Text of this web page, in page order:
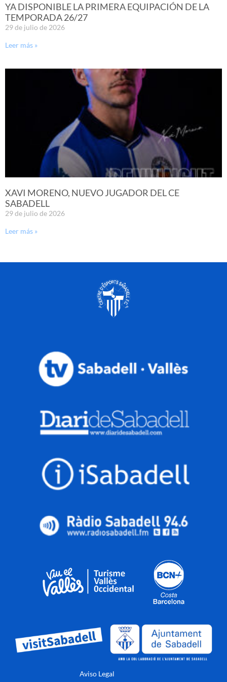
YA DISPONIBLE LA PRIMERA EQUIPACIÓN DE LA
TEMPORADA 26/27
29 de julio de 2026
Leer más »
XAVI MORENO, NUEVO JUGADOR DEL CE
SABADELL
29 de julio de 2026
Leer más »
Aviso Legal